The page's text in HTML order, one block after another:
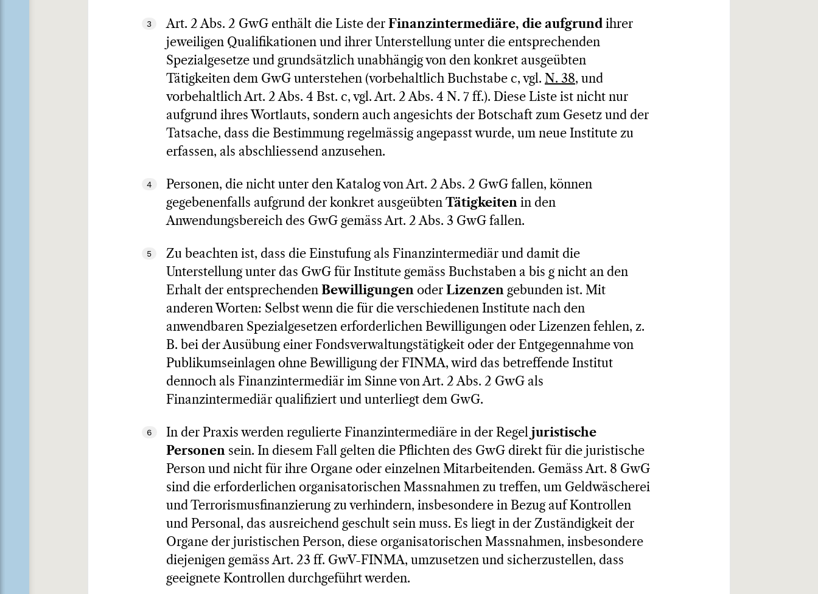
3 Art. 2 Abs. 2 GwG enthält die Liste der Finanzintermediäre, die aufgrund ihrer
jeweiligen Qualifikationen und ihrer Unterstellung unter die entsprechenden
Spezialgesetze und grundsätzlich unabhängig von den konkret ausgeübten
Tätigkeiten dem GwG unterstehen (vorbehaltlich Buchstabe c, vgl. N. 38, und
vorbehaltlich Art. 2 Abs. 4 Bst. c, vgl. Art. 2 Abs. 4 N. 7 ff.). Diese Liste ist nicht nur
aufgrund ihres Wortlauts, sondern auch angesichts der Botschaft zum Gesetz und der
Tatsache, dass die Bestimmung regelmässig angepasst wurde, um neue Institute zu
erfassen, als abschliessend anzusehen.
4
Personen, die nicht unter den Katalog von Art. 2 Abs. 2 GwG fallen, können
gegebenenfalls aufgrund der konkret ausgeübten Tätigkeiten in den
Anwendungsbereich des GwG gemäss Art. 2 Abs. 3 GwG fallen.
5
Zu beachten ist, dass die Einstufung als Finanzintermediär und damit die
Unterstellung unter das GwG für Institute gemäss Buchstaben a bis g nicht an den
Erhalt der entsprechenden Bewilligungen oder Lizenzen gebunden ist. Mit
anderen Worten: Selbst wenn die für die verschiedenen Institute nach den
anwendbaren Spezialgesetzen erforderlichen Bewilligungen oder Lizenzen fehlen, z.
B. bei der Ausübung einer Fondsverwaltungstätigkeit oder der Entgegennahme von
Publikumseinlagen ohne Bewilligung der FINMA, wird das betreffende Institut
dennoch als Finanzintermediär im Sinne von Art. 2 Abs. 2 GwG als
Finanzintermediär qualifiziert und unterliegt dem GwG.
6 In der Praxis werden regulierte Finanzintermediäre in der Regel juristische
Personen sein. In diesem Fall gelten die Pflichten des GwG direkt für die juristische
Person und nicht für ihre Organe oder einzelnen Mitarbeitenden. Gemäss Art. 8 GwG
sind die erforderlichen organisatorischen Massnahmen zu treffen, um Geldwäscherei
und Terrorismusfinanzierung zu verhindern, insbesondere in Bezug auf Kontrollen
und Personal, das ausreichend geschult sein muss. Es liegt in der Zuständigkeit der
Organe der juristischen Person, diese organisatorischen Massnahmen, insbesondere
diejenigen gemäss Art. 23 ff. GwV-FINMA, umzusetzen und sicherzustellen, dass
geeignete Kontrollen durchgeführt werden.